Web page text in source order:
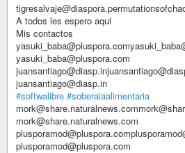
A todos les espero aqui
Mis contactos
yasuki_baba@pluspora.com
juansantiago@diasp.in
#softwalibre #soberaiaalimentaria
mork@share.naturalnews.com
plusporamod@pluspora.com